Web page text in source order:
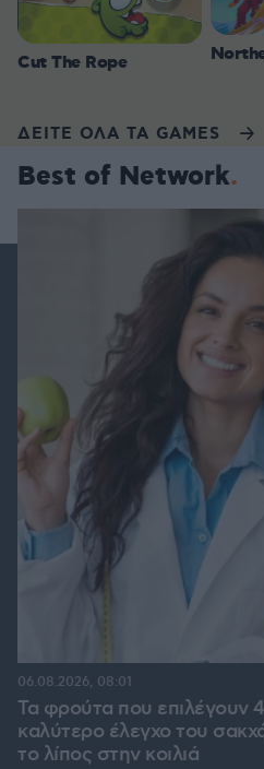
Cut The Rope
ΔΕΙΤΕ ΟΛΑ ΤΑ GAMES
Best of Network
Τα φρούτα που επιλέγουν 4
καλύτερο έλεγχο του
το λίπος στην κοιλιά
06.08.2026, 08:01